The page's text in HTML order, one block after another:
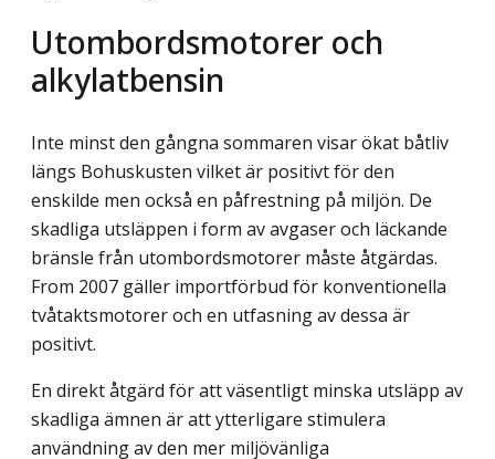
Utombordsmotorer och
alkylatbensin
Inte minst den gångna sommaren visar ökat båtliv
längs Bohuskusten vilket är positivt för den
enskilde men också en påfrestning på miljön. De
skadliga utsläppen i form av avgaser och läckande
bränsle från utombordsmotorer måste åtgärdas.
From 2007 gäller importförbud för konventionella
tvåtaktsmotorer och en utfasning av dessa är
positivt.
En direkt åtgärd för att väsentligt minska utsläpp av
skadliga ämnen är att ytterligare stimulera
användning av den mer miljövänliga